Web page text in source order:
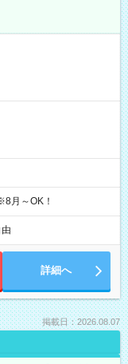
～OK！
詳細へ
掲載日：2026.08.07